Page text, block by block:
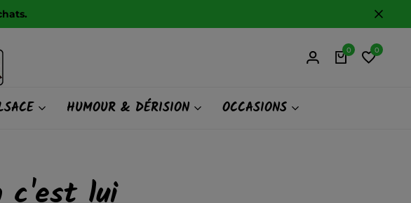
0 0
HUMOUR & DÉRISION OCCASIONS